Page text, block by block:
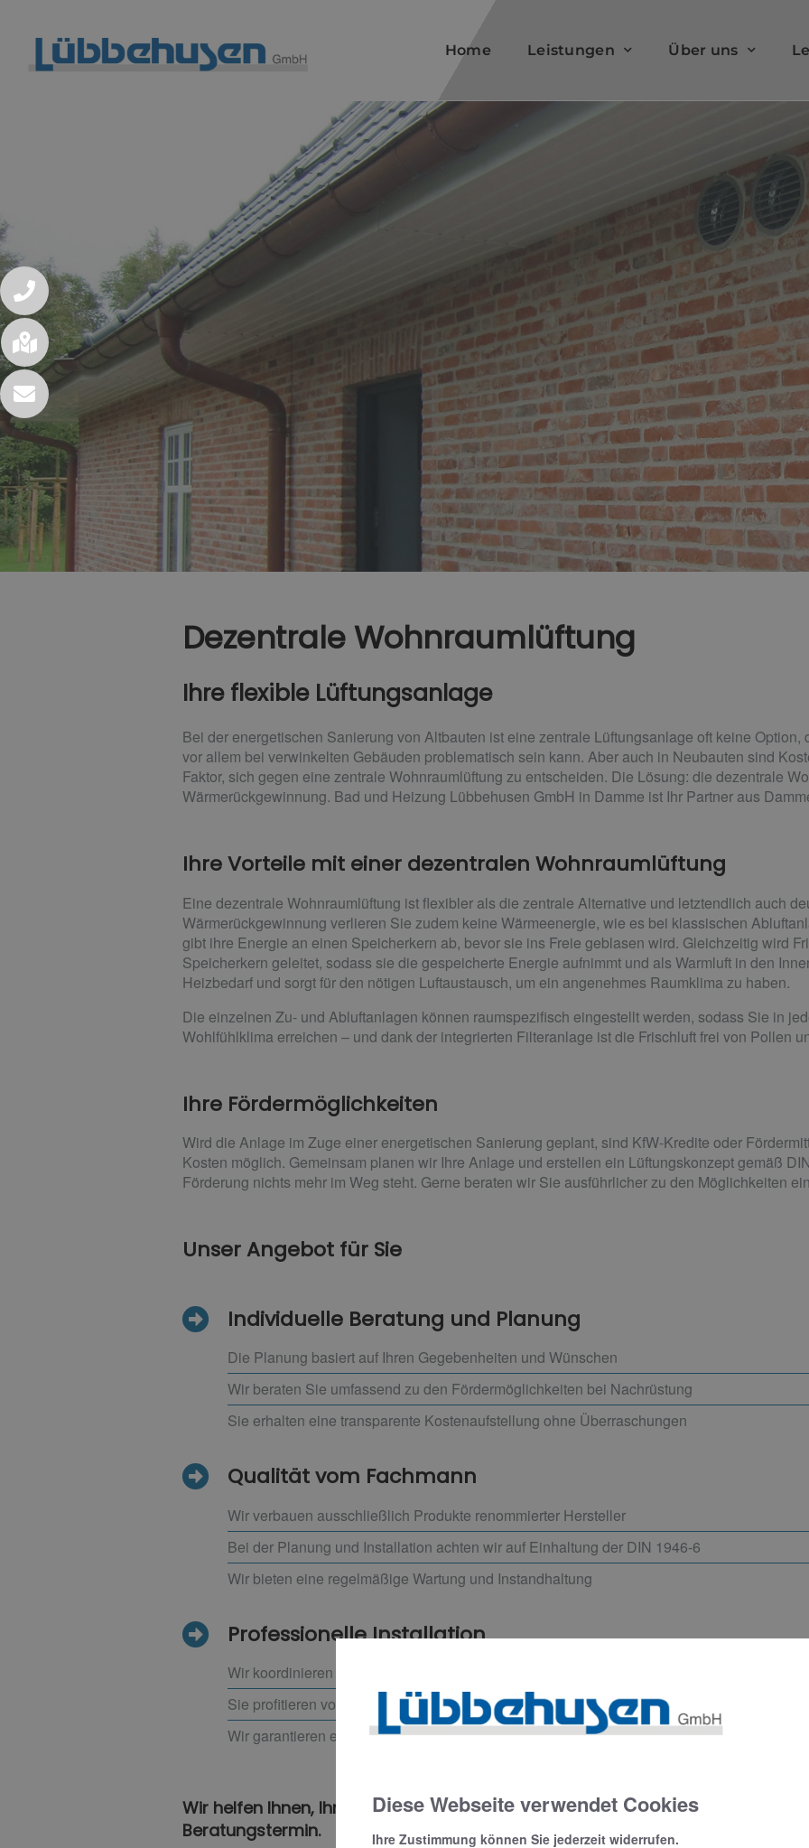
Home Leistungen Über uns
Dezentrale Wohnraumlüftung
Ihre flexible Lüftungsanlage
Bei der energetischen Sanierung von Altbauten ist eine zentrale Lüftungsanlage oft keine
vor allem bei verwinkelten Gebäuden problematisch sein kann. Aber auch in Neubauten sind
Faktor, sich gegen eine zentrale Wohnraumlüftung zu entscheiden. Die Lösung: die dezentrale
Wärmerückgewinnung. Bad und Heizung Lübbehusen GmbH in Damme ist Ihr Partner aus
Ihre Vorteile mit einer dezentralen Wohnraumlüftung
Eine dezentrale Wohnraumlüftung ist flexibler als die zentrale Alternative und letztendlich auch
Wärmerückgewinnung verlieren Sie zudem keine Wärmeenergie, wie es bei klassischen
gibt ihre Energie an einen Speicherkern ab, bevor sie ins Freie geblasen wird. Gleichzeitig wird
Speicherkern geleitet, sodass sie die gespeicherte Energie aufnimmt und als Warmluft in den
Heizbedarf und sorgt für den nötigen Luftaustausch, um ein angenehmes Raumklima zu haben.
Die einzelnen Zu- und Abluftanlagen können raumspezifisch eingestellt werden, sodass Sie in
Wohlfühlklima erreichen – und dank der integrierten Filteranlage ist die Frischluft frei von Pollen
Ihre Fördermöglichkeiten
Wird die Anlage im Zuge einer energetischen Sanierung geplant, sind KfW-Kredite oder
Kosten möglich. Gemeinsam planen wir Ihre Anlage und erstellen ein Lüftungskonzept gemäß
Förderung nichts mehr im Weg steht. Gerne beraten wir Sie ausführlicher zu den Möglichkeiten
Unser Angebot für Sie
Individuelle Beratung und Planung
Die Planung basiert auf Ihren Gegebenheiten und Wünschen
Wir beraten Sie umfassend zu den Fördermöglichkeiten bei Nachrüstung
Sie erhalten eine transparente Kostenaufstellung ohne Überraschungen
Qualität vom Fachmann
Wir verbauen ausschließlich Produkte renommierter Hersteller
Bei der Planung und Installation achten wir auf Einhaltung der DIN 1946-6
Wir bieten eine regelmäßige Wartung und Instandhaltung
Professionelle Installation
Wir koordinieren alle eventuell nötigen Fremdgewerke für Sie
Sie profitieren von Planung, Lieferung und Installation aus einer Hand
Wir garantieren eine sorgfältige und termingerechte Ausführung
Wir helfen Ihnen, Ihr ideales Raumklima zu erreichen! Vereinbaren Sie einen
Beratungstermin.
Diese Webseite verwendet Cookies
Ihre Zustimmung können Sie jederzeit widerrufen.